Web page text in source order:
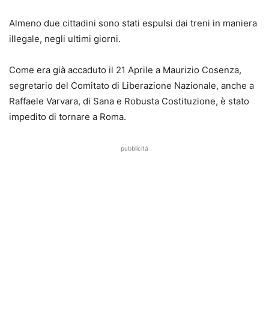
Almeno due cittadini sono stati espulsi dai treni in maniera
illegale, negli ultimi giorni.
Come era già accaduto il 21 Aprile a Maurizio Cosenza,
segretario del Comitato di Liberazione Nazionale, anche a
Raffaele Varvara, di Sana e Robusta Costituzione, è stato
impedito di tornare a Roma.
pubblicità